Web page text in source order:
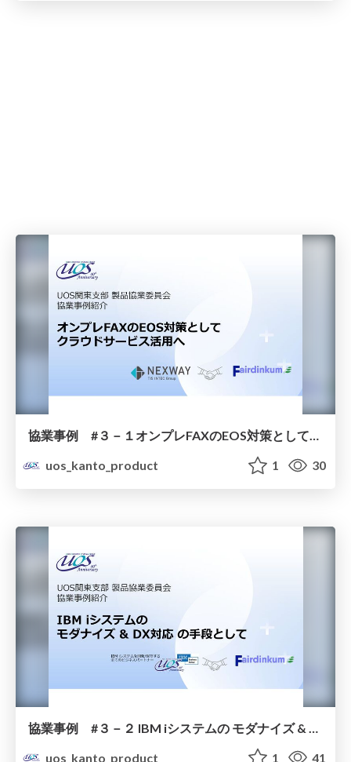
協業事例 #３－１オンプレFAXのEOS対策としてクラウドサービス活用へ 株式会社フェアディンカム
uos_kanto_product
1 30
uos_kanto_product
1 41